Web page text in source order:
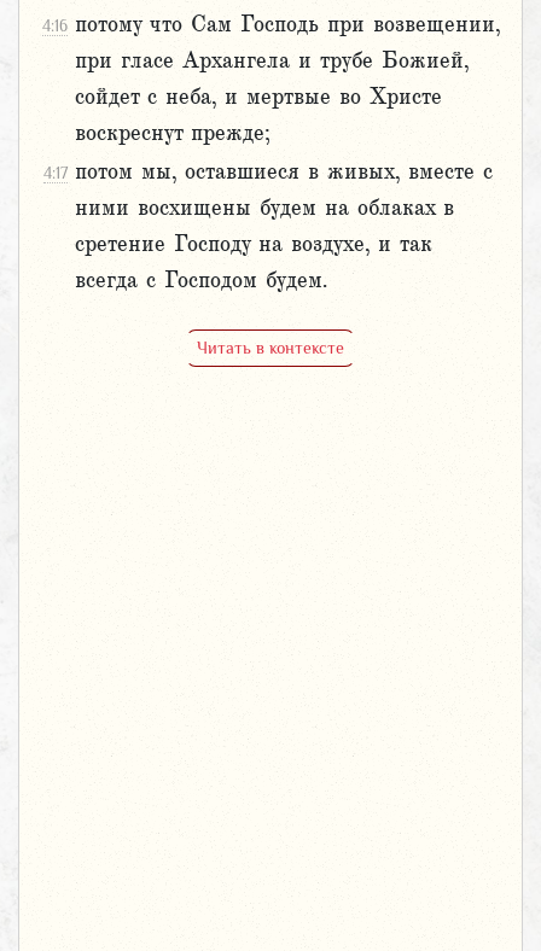
4:16 потому что Сам Господь при возвещении,
при гласе Архангела и трубе Божией,
сойдет с неба, и мертвые во Христе
воскреснут прежде;
4:17 потом мы, оставшиеся в живых, вместе с
ними восхищены будем на облаках в
сретение Господу на воздухе, и так
всегда с Господом будем.
Читать в контексте